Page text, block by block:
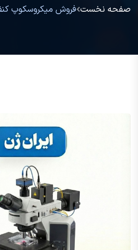
صفحه نخست فروش میکروسکوپ